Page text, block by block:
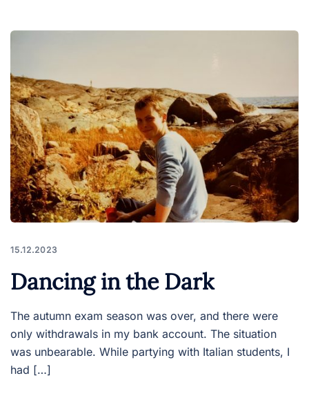
15.12.2023
Dancing in the Dark
The autumn exam season was over, and there were
only withdrawals in my bank account. The situation
was unbearable. While partying with Italian students, I
had […]